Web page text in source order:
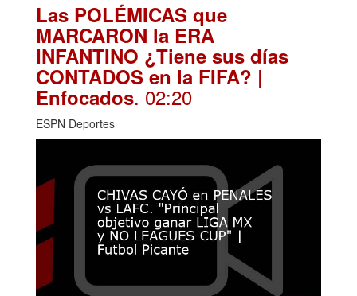
Las POLÉMICAS que
MARCARON la ERA
INFANTINO ¿Tiene sus días
CONTADOS en la FIFA? |
Enfocados. 02:20
ESPN Deportes